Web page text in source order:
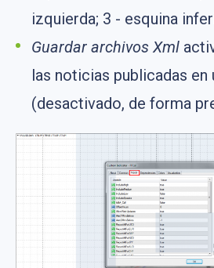
izquierda; 3 - esquina
Guardar archivos Xml
las noticias publicadas en
(desactivado, de forma